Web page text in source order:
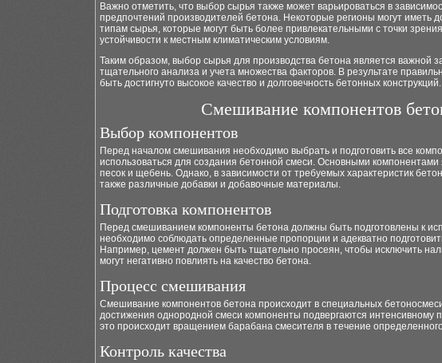
Важно отметить, что выбор сырья также может варьироваться в
предпочтений производителей бетона. Некоторые регионы могут иметь
типам сырья, которые могут быть более привлекательными с точки
устойчивости к местным климатическим условиям.
Таким образом, выбор сырья для производства бетона является важной
тщательного анализа и учета множества факторов. В результате
быть достигнуто высокое качество и долговечность бетонных конструкций.
Смешивание компонентов
Выбор компонентов
Перед началом смешивания необходимо выбрать и подготовить все
использоваться для создания бетонной смеси. Основными
песок и щебень. Однако, в зависимости от требуемых характеристик
также различные добавки и добавочные материалы.
Подготовка компонентов
Перед смешиванием компоненты бетона должны быть подготовлены к
необходимо соблюдать определенные пропорции и адекватно
Например, цемент должен быть тщательно просеян, чтобы исключить
могут негативно повлиять на качество бетона.
Процесс смешивания
Смешивание компонентов бетона происходит в специальных
достижения однородной смеси компоненты подвергаются
это происходит вращением барабана смесителя в течение
Контроль качества